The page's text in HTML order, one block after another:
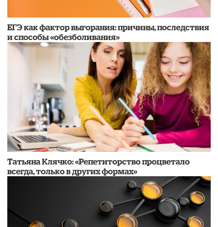
​ЕГЭ как фактор выгорания: причины, последствия
и способы «обезболивания»
​Татьяна Клячко: «Репетиторство процветало
всегда, только в других формах»